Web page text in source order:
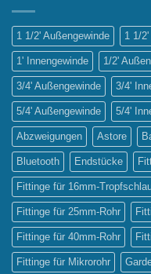
1 1/2' Außengewinde 1 1/
1' Innengewinde 1/2'
3/4' Außengewinde 3/4'
5/4' Außengewinde 5/4'
Abzweigungen Astore
Bluetooth Endstücke
Fittinge für 16mm-
Fittinge für 25mm-Rohr
Fittinge für 40mm-Rohr
Fittinge für Mikrorohr